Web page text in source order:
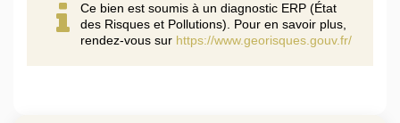
Ce bien est soumis à un diagnostic ERP (État
des Risques et Pollutions). Pour en savoir plus,
rendez-vous sur https://www.georisques.gouv.fr/